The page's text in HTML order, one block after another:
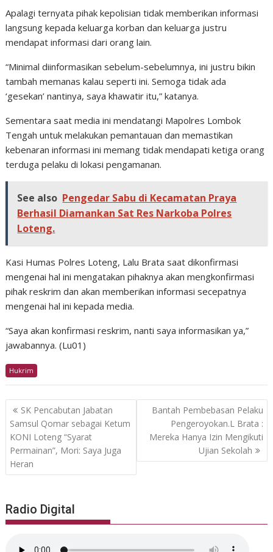
Apalagi ternyata pihak kepolisian tidak memberikan informasi
langsung kepada keluarga korban dan keluarga justru
mendapat informasi dari orang lain.
“Minimal diinformasikan sebelum-sebelumnya, ini justru bikin
tambah memanas kalau seperti ini. Semoga tidak ada
‘gesekan’ nantinya, saya khawatir itu,” katanya.
Sementara saat media ini mendatangi Mapolres Lombok
Tengah untuk melakukan pemantauan dan memastikan
kebenaran informasi ini memang tidak mendapati ketiga orang
terduga pelaku di lokasi pengamanan.
See also Pengedar Sabu di Kecamatan Praya
Berhasil Diamankan Sat Res Narkoba Polres
Loteng.
Kasi Humas Polres Loteng, Lalu Brata saat dikonfirmasi
mengenai hal ini mengatakan pihaknya akan mengkonfirmasi
pihak reskrim dan akan memberikan informasi secepatnya
mengenai hal ini kepada media.
“Saya akan konfirmasi reskrim, nanti saya informasikan ya,”
jawabannya. (Lu01)
Hukrim
Post
navigation
SK Pencabutan Jabatan
Samsul Qomar sebagai Ketum
KONI Loteng “Syarat
Permainan”, Mori: Saya Juga
Heran
Bantah Pembebasan Pelaku
Pengeroyokan.L Brata :
Mereka Hanya Izin Mengikuti
Ujian Sekolah
Radio Digital